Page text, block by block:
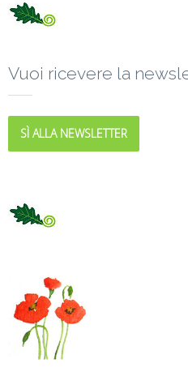
Vuoi ricevere la
SÌ ALLA NEWSLETTER